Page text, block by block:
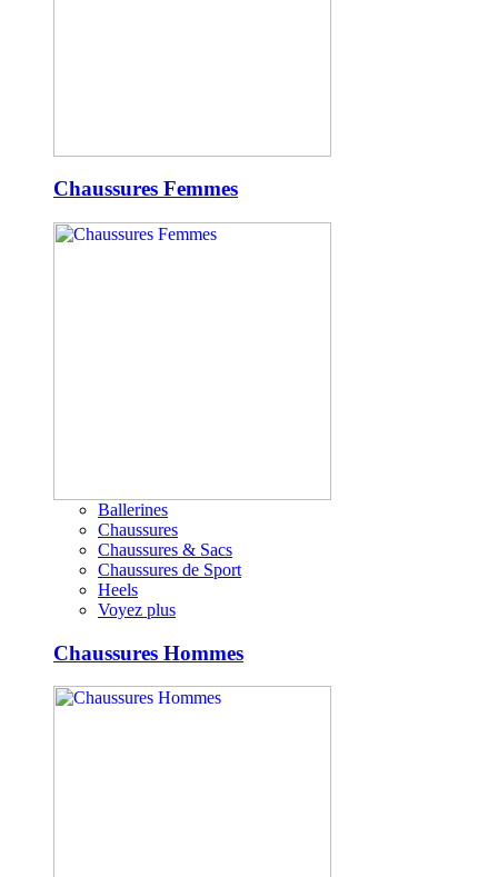
Chaussures Femmes
Ballerines
Chaussures
Chaussures & Sacs
Chaussures de Sport
Heels
Voyez plus
Chaussures Hommes